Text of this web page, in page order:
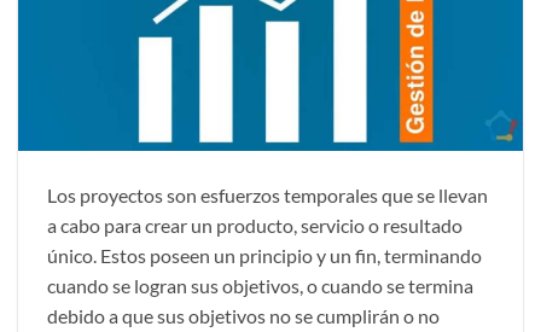
Los proyectos son esfuerzos temporales que se llevan
a cabo para crear un producto, servicio o resultado
único. Estos poseen un principio y un fin, terminando
cuando se logran sus objetivos, o cuando se termina
debido a que sus objetivos no se cumplirán o no